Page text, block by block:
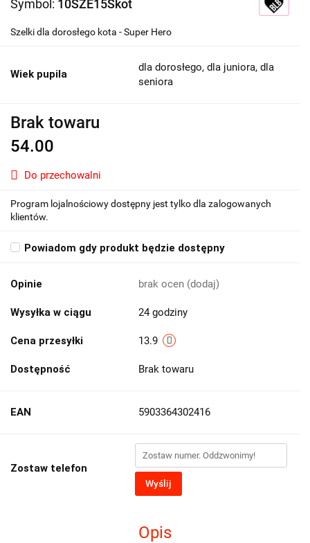
Symbol: 10SZE15Skot
Szelki dla dorosłego kota - Super Hero
Wiek pupila
dla dorosłego, dla juniora, dla
seniora
Brak towaru
54.00
Do przechowalni
Program lojalnościowy dostępny jest tylko dla zalogowanych
klientów.
Powiadom gdy produkt będzie dostępny
Opinie brak ocen (dodaj)
Wysyłka w ciągu 24 godziny
Cena przesyłki 13.9
Dostępność Brak towaru
EAN 5903364302416
Zostaw telefon
Wyślij
Opis